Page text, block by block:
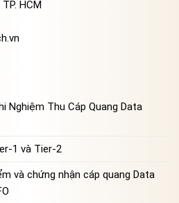
HCM
Nghiệm Thu Cáp Quang Data
1 và Tier-2
và chứng nhận cáp quang Data